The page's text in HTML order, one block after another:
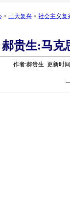
> 三大复兴 > 社会主义复
郝贵生:马克
作者:郝贵生 更新时